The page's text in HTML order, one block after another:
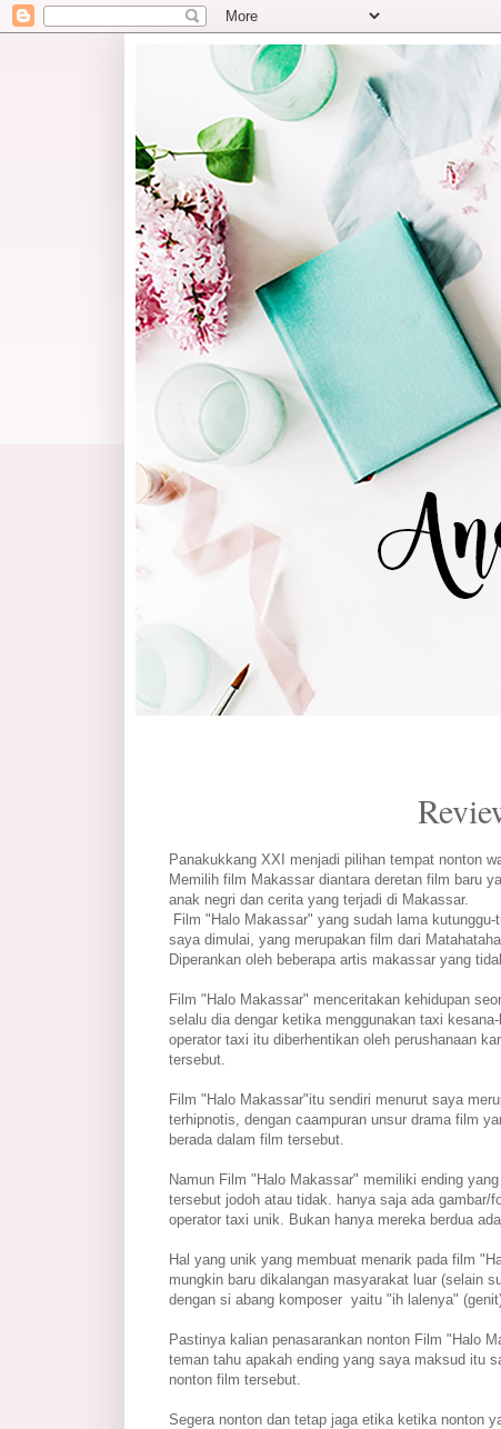
Panakukkang XXI menjadi pilihan tempat nonton
Memilih film Makassar diantara deretan film baru
anak negri dan cerita yang terjadi di Makassar.
Film "Halo Makassar" yang sudah lama
saya dimulai, yang merupakan film dari
Diperankan oleh beberapa artis makassar yang
Film "Halo Makassar" menceritakan kehidupan
selalu dia dengar ketika menggunakan taxi
operator taxi itu diberhentikan oleh perushanaan
tersebut.
Film "Halo Makassar"itu sendiri menurut saya
terhipnotis, dengan caampuran unsur drama film
berada dalam film tersebut.
Namun Film "Halo Makassar" memiliki ending
tersebut jodoh atau tidak. hanya saja ada gambar/
operator taxi unik. Bukan hanya mereka berdua
Hal yang unik yang membuat menarik pada film
mungkin baru dikalangan masyarakat luar (selain
dengan si abang komposer yaitu "ih lalenya"
Pastinya kalian penasarankan nonton Film "Halo
teman tahu apakah ending yang saya maksud itu
nonton film tersebut.
Segera nonton dan tetap jaga etika ketika nonton